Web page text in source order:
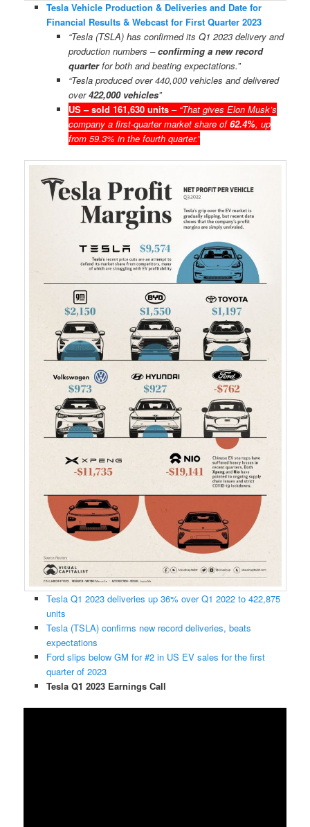
Tesla Vehicle Production & Deliveries and Date for
Financial Results & Webcast for First Quarter 2023
“Tesla (TSLA) has confirmed its Q1 2023 delivery and
production numbers –confirming a new record
quarterfor both and beating expectations.”
“Tesla produced over 440,000 vehicles and delivered
over422,000 vehicles”
US – sold 161,630 units – “That gives Elon Musk’s
company a first-quarter market share of62.4%, up
from 59.3% in the fourth quarter.”
Tesla Q1 2023 deliveries up 36% over Q1 2022 to 422,875
units
Tesla (TSLA) confirms new record deliveries, beats
expectations
Ford slips below GM for #2 in US EV sales for the first
quarter of 2023
Tesla Q1 2023 Earnings Call